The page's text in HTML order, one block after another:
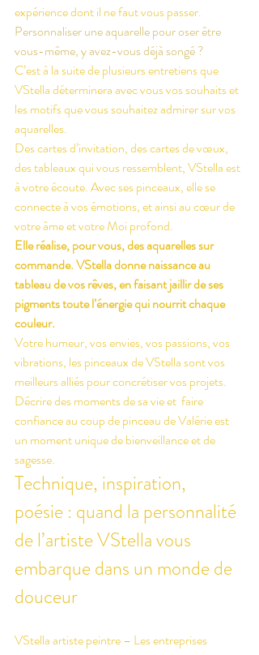
expérience dont il ne faut vous passer.
Personnaliser une aquarelle pour oser être
vous-même, y avez-vous déjà songé ?
C’est à la suite de plusieurs entretiens que
VStella déterminera avec vous vos souhaits et
les motifs que vous souhaitez admirer sur vos
aquarelles.
Des cartes d’invitation, des cartes de vœux,
des tableaux qui vous ressemblent, VStella est
à votre écoute. Avec ses pinceaux, elle se
connecte à vos émotions, et ainsi au cœur de
votre âme et votre Moi profond.
Elle réalise, pour vous, des aquarelles sur
commande. VStella donne naissance au
tableau de vos rêves, en faisant jaillir de ses
pigments toute l’énergie qui nourrit chaque
couleur.
Votre humeur, vos envies, vos passions, vos
vibrations, les pinceaux de VStella sont vos
meilleurs alliés pour concrétiser vos projets.
Décrire des moments de sa vie et  faire
confiance au coup de pinceau de Valérie est
un moment unique de bienveillance et de
sagesse.
Technique, inspiration,
poésie : quand la personnalité
de l’artiste VStella vous
embarque dans un monde de
douceur
VStella artiste peintre – Les entreprises